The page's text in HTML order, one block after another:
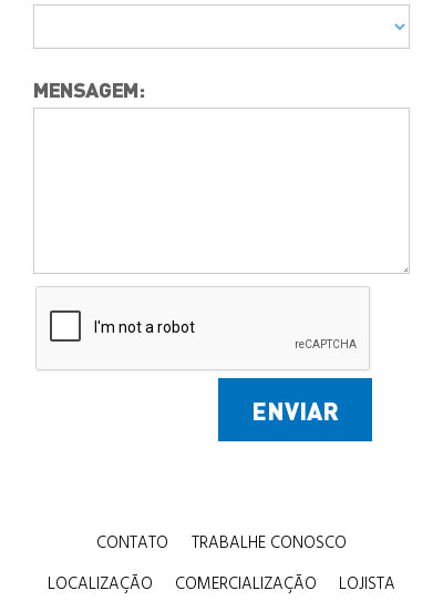
MENSAGEM:
CONTATO
TRABALHE CONOSCO
LOCALIZAÇÃO
COMERCIALIZAÇÃO LOJISTA